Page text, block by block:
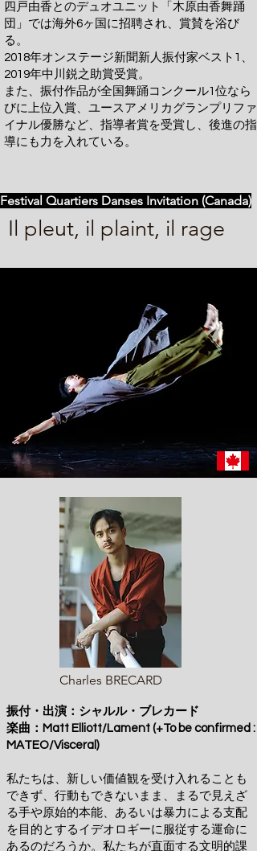
四戸由香とのデュオユニット「木原由香舞踊
団」では海外6ヶ国に招聘され、賞賛を浴び
る。
2018年オンステージ新聞新人振付家ベスト1、
2019年中川鋭之助賞受賞。
また、振付作品が全国舞踊コンクール1位なら
びに上位入賞、ユースアメリカグランプリファ
イナル優勝など、指導者賞を受賞し、後進の指
導にも力を入れている。
Festival Quartiers Danses Invitation (Canada)
Il pleut, il plaint, il rage
Charles BRECARD
振付・出演：シャルル・ブレカード
楽曲：Matt Elliott/Lament (+To be confirmed :
MATEO/Visceral)
私たちは、新しい価値観を受け入れることも
できず、行動もできないまま、まるで見えざ
る手や原始的本能、あるいは暴力による支配
を目的とするイデオロギーに服従する運命に
あるのだろうか。私たちが直面する文明的課